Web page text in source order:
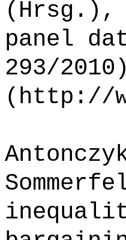
(Hrsg.),
panel
293/
(http://